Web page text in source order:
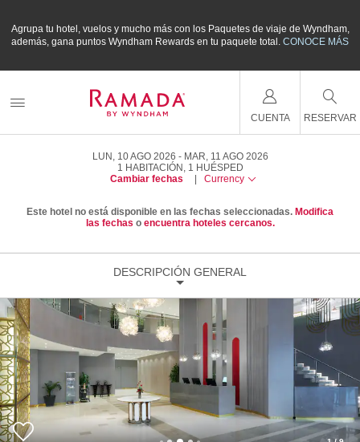
Agrupa tu hotel, vuelos y mucho más con los Paquetes de viaje de Wyndham,
además, gana puntos Wyndham Rewards en tu paquete total.CONOCE MÁS
CUENTA RESERVAR
LUN, 10 AGO 2026
MAR, 11 AGO 2026
1 HABITACIÓN , 1 HUÉSPED
Cambiar fechas
Currency
Este hotel no está disponible en las fechas seleccionadas. Modifica
las fechas o encuentra hoteles cercanos.
DESCRIPCIÓN GENERAL